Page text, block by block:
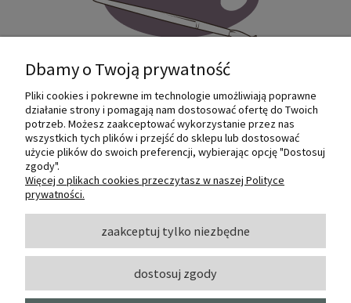
Internetowy sklep dla plastyków
SZTUKMANIA. Profesjonalne artykuły dla
małych i dużych artystów.
O NAS
INFORMACJE I POMOC
Dbamy o Twoją prywatność
Pliki cookies i pokrewne im technologie umożliwiają poprawne
działanie strony i pomagają nam dostosować ofertę do Twoich
potrzeb. Możesz zaakceptować wykorzystanie przez nas
wszystkich tych plików i przejść do sklepu lub dostosować
użycie plików do swoich preferencji, wybierając opcję "Dostosuj
zgody".
Więcej o plikach cookies przeczytasz w naszej Polityce
prywatności.
zaakceptuj tylko niezbędne
dostosuj zgody